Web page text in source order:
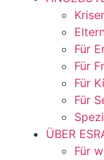
Für
Für
Für
Für
ÜBER
Für